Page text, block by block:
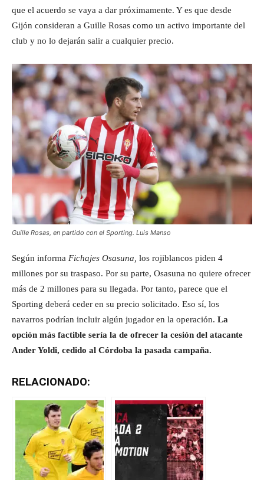
que el acuerdo se vaya a dar próximamente. Y es que desde
Gijón consideran a Guille Rosas como un activo importante del
club y no lo dejarán salir a cualquier precio.
Guille Rosas, en partido con el Sporting. Luis Manso
Según informa Fichajes Osasuna, los rojiblancos piden 4
millones por su traspaso. Por su parte, Osasuna no quiere ofrecer
más de 2 millones para su llegada. Por tanto, parece que el
Sporting deberá ceder en su precio solicitado. Eso sí, los
navarros podrían incluir algún jugador en la operación. La
opción más factible sería la de ofrecer la cesión del atacante
Ander Yoldi, cedido al Córdoba la pasada campaña.
RELACIONADO: